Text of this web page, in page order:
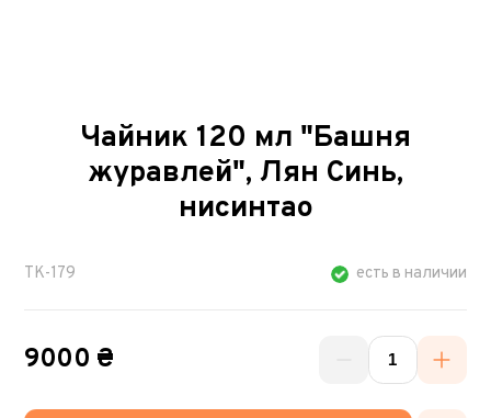
Чайник 120 мл "Башня
журавлей", Лян Синь,
нисинтао
TK-179 есть в наличии
9000 ₴